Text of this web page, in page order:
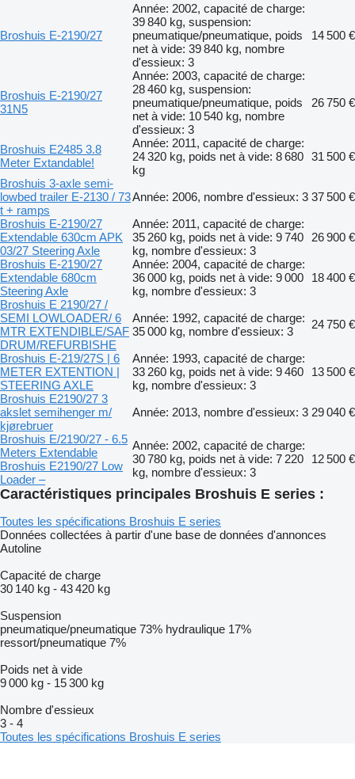
Broshuis E-2190/27
Année: 2002, capacité de charge:
39 840 kg, suspension:
pneumatique/pneumatique, poids
net à vide: 39 840 kg, nombre
d'essieux: 3
14 500 €
Broshuis E-2190/27
31N5
Année: 2003, capacité de charge:
28 460 kg, suspension:
pneumatique/pneumatique, poids
net à vide: 10 540 kg, nombre
d'essieux: 3
26 750 €
Broshuis E2485 3.8
Meter Extandable!
Année: 2011, capacité de charge:
24 320 kg, poids net à vide: 8 680
kg
31 500 €
Broshuis 3-axle semi-
lowbed trailer E-2130 / 73
t + ramps
Année: 2006, nombre d'essieux: 3 37 500 €
Broshuis E-2190/27
Extendable 630cm APK
03/27 Steering Axle
Année: 2011, capacité de charge:
35 260 kg, poids net à vide: 9 740
kg, nombre d'essieux: 3
26 900 €
Broshuis E-2190/27
Extendable 680cm
Steering Axle
Année: 2004, capacité de charge:
36 000 kg, poids net à vide: 9 000
kg, nombre d'essieux: 3
18 400 €
Broshuis E 2190/27 /
SEMI LOWLOADER/ 6
MTR EXTENDIBLE/SAF
DRUM/REFURBISHE
Année: 1992, capacité de charge:
35 000 kg, nombre d'essieux: 3
24 750 €
Broshuis E-219/27S | 6
METER EXTENTION |
STEERING AXLE
Année: 1993, capacité de charge:
33 260 kg, poids net à vide: 9 460
kg, nombre d'essieux: 3
13 500 €
Broshuis E2190/27 3
akslet semihenger m/
kjørebruer
Année: 2013, nombre d'essieux: 3 29 040 €
Broshuis E/2190/27 - 6.5
Meters Extendable
Broshuis E2190/27 Low
Loader –
Année: 2002, capacité de charge:
30 780 kg, poids net à vide: 7 220
kg, nombre d'essieux: 3
12 500 €
Caractéristiques principales Broshuis E series :
Toutes les spécifications Broshuis E series
Données collectées à partir d'une base de données d'annonces
Autoline
Capacité de charge
30 140 kg - 43 420 kg
Suspension
pneumatique/pneumatique 73% hydraulique 17%
ressort/pneumatique 7%
Poids net à vide
9 000 kg - 15 300 kg
Nombre d'essieux
3 - 4
Toutes les spécifications Broshuis E series